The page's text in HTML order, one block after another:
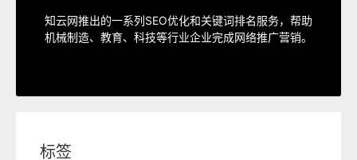
知云网推出的一系列SEO优化和关键词排名服务，帮助
机械制造、教育、科技等行业企业完成网络推广营销。
SEO服务中心
标签